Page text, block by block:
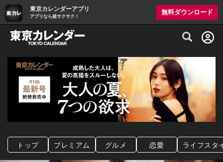
東京カレンダーアプリ
アプリなら超サクサク！
無料ダウンロード
グルメ情報・プレミアムレストラン予約
トップ プレミアム グルメ 恋愛 ライフスタ